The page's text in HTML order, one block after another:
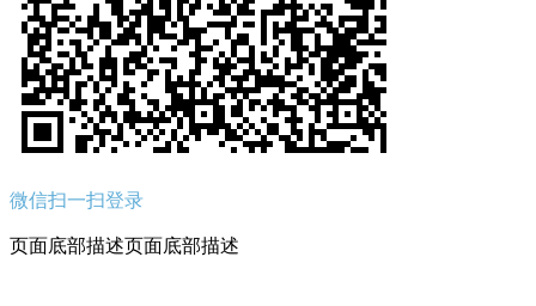
微信扫一扫登录
页面底部描述页面底部描述